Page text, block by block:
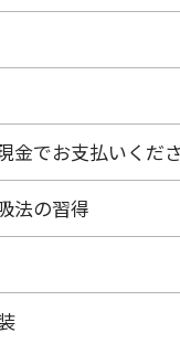
金でお支払いくだ
法の習得